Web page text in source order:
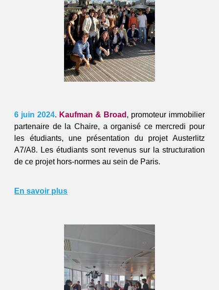
6 juin 2024. Kaufman & Broad , promoteur immobilier
partenaire de la Chaire, a organisé ce mercredi pour
les étudiants, une présentation du projet Austerlitz
A7/A8. Les étudiants sont revenus sur la structuration
de ce projet hors-normes au sein de Paris.
En savoir plus